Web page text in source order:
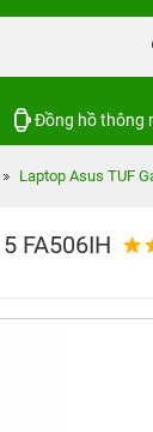
Đồng hồ thông
Laptop Asus TUF
FA506IH